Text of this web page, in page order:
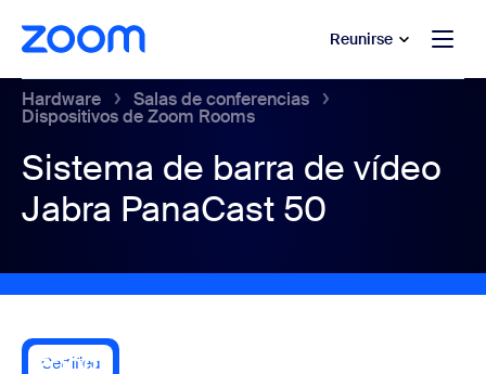
contenido principal
al chat de ayuda Reunirse
Hardware Salas de conferencias
Dispositivos de Zoom Rooms
Sistema de barra de vídeo
Jabra PanaCast 50
Certified